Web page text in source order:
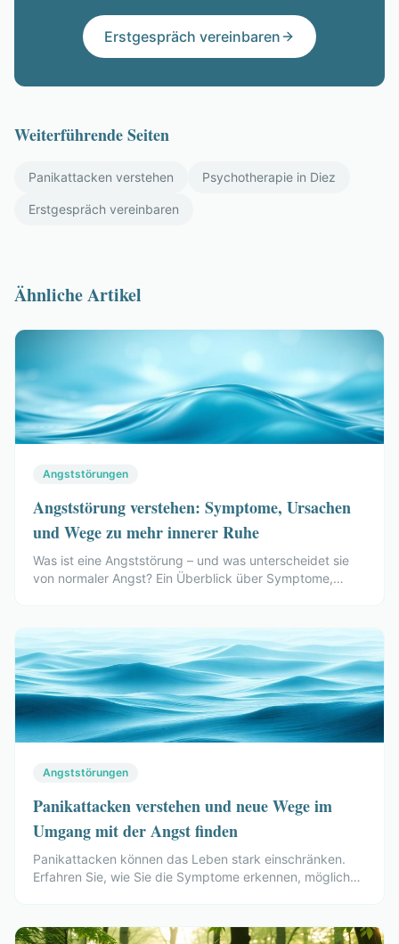
Erstgespräch vereinbaren
Weiterführende Seiten
Panikattacken verstehen Psychotherapie in Diez
Erstgespräch vereinbaren
Ähnliche Artikel
Angststörungen
Angststörung verstehen: Symptome, Ursachen
und Wege zu mehr innerer Ruhe
Was ist eine Angststörung – und was unterscheidet sie
von normaler Angst? Ein Überblick über Symptome,
Angststörungen
Panikattacken verstehen und neue Wege im
Umgang mit der Angst finden
Panikattacken können das Leben stark einschränken.
Erfahren Sie, wie Sie die Symptome erkennen, mögliche